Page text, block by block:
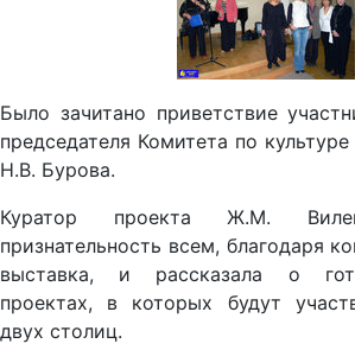
Было зачитано приветствие
председателя Комитета по
Н.В. Бурова.
Куратор проекта Ж.М.
признательность всем, благодаря
выставка, и рассказала о
проектах, в которых будут
двух столиц.